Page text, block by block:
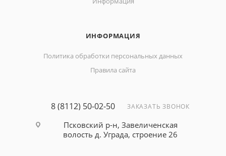
ИНФОРМАЦИЯ
Политика обработки персональных данных
Правила сайта
8 (8112) 50-02-50 ЗАКАЗАТЬ ЗВОНОК
Псковский р-н, Завеличенская
волость д. Уграда, строение 26